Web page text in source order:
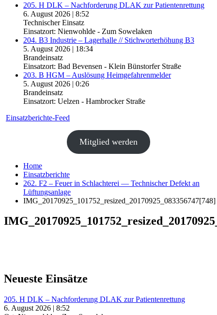
205. H DLK – Nachforderung DLAK zur Patientenrettung
6. August 2026 | 8:52
Technischer Einsatz
Einsatzort: Nienwohlde - Zum Sowelaken
204. B3 Industrie – Lagerhalle // Stichworterhöhung B3
5. August 2026 | 18:34
Brandeinsatz
Einsatzort: Bad Bevensen - Klein Bünstorfer Straße
203. B HGM – Auslösung Heimgefahrenmelder
5. August 2026 | 0:26
Brandeinsatz
Einsatzort: Uelzen - Hambrocker Straße
Einsatzberichte-Feed
Mitglied werden
Home
Einsatzberichte
262. F2 – Feuer in Schlachterei — Technischer Defekt an
Lüftungsanlage
IMG_20170925_101752_resized_20170925_083356747[748]
Neueste Einsätze
205. H DLK – Nachforderung DLAK zur Patientenrettung
6. August 2026 | 8:52